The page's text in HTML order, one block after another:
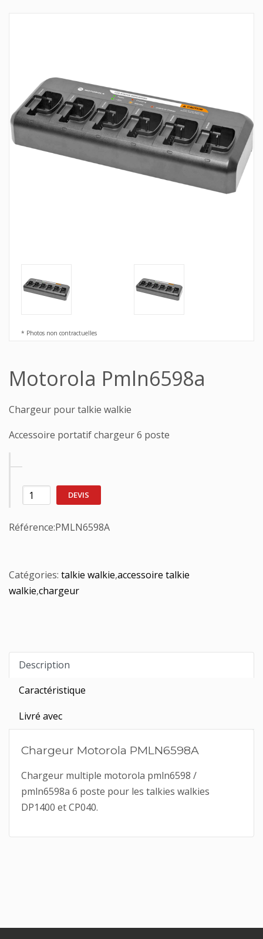
* Photos non contractuelles
Motorola Pmln6598a
Chargeur pour talkie walkie
Accessoire portatif chargeur 6 poste
DEVIS
Référence:PMLN6598A
Catégories: talkie walkie,accessoire talkie
walkie,chargeur
Description
Caractéristique
Livré avec
Chargeur Motorola PMLN6598A
Chargeur multiple motorola pmln6598 /
pmln6598a 6 poste pour les talkies walkies
DP1400 et CP040.